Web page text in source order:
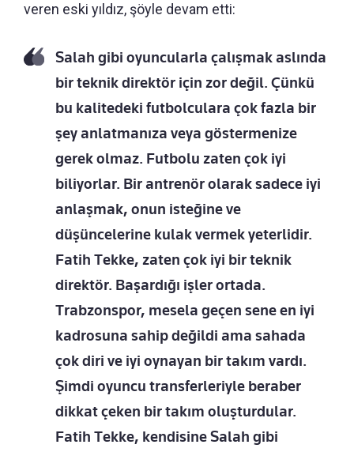
veren eski yıldız, şöyle devam etti:
Salah gibi oyuncularla çalışmak aslında
bir teknik direktör için zor değil. Çünkü
bu kalitedeki futbolculara çok fazla bir
şey anlatmanıza veya göstermenize
gerek olmaz. Futbolu zaten çok iyi
biliyorlar. Bir antrenör olarak sadece iyi
anlaşmak, onun isteğine ve
düşüncelerine kulak vermek yeterlidir.
Fatih Tekke, zaten çok iyi bir teknik
direktör. Başardığı işler ortada.
Trabzonspor, mesela geçen sene en iyi
kadrosuna sahip değildi ama sahada
çok diri ve iyi oynayan bir takım vardı.
Şimdi oyuncu transferleriyle beraber
dikkat çeken bir takım oluşturdular.
Fatih Tekke, kendisine Salah gibi